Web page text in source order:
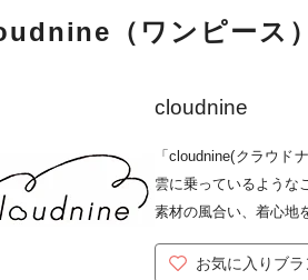
（ワンピース
cloudnine
「cloudnine(クラウド
雲に乗っているような
素材の風合い、着心地
お気に入りブ